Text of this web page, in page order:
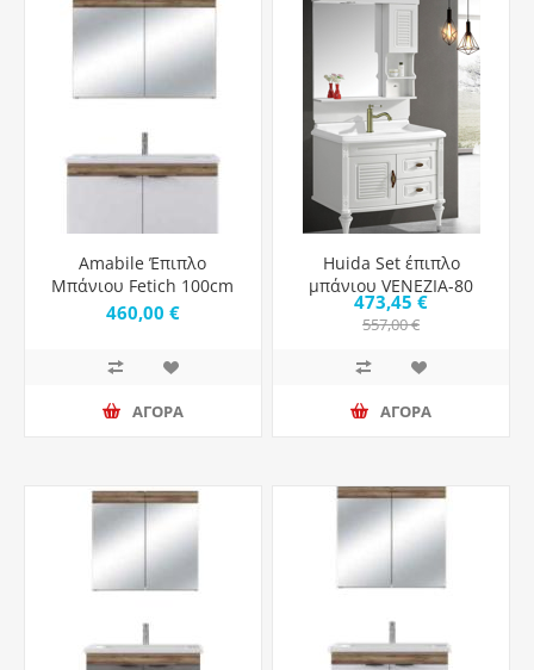
Amabile Έπιπλο
Μπάνιου Fetich 100cm
Violin White Matt
460,00 €
ΑΓΟΡΑ
Huida Set έπιπλο
μπάνιου VENEZIA-80
473,45 €
557,00 €
ΑΓΟΡΑ